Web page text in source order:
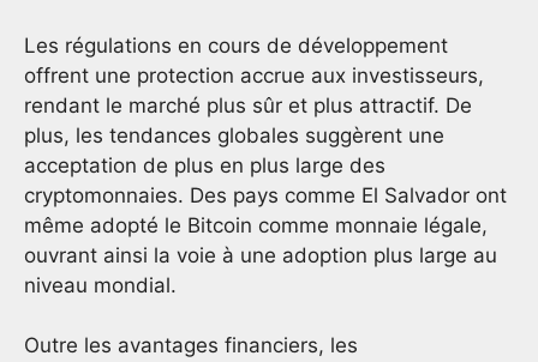
Les régulations en cours de développement
offrent une protection accrue aux investisseurs,
rendant le marché plus sûr et plus attractif. De
plus, les tendances globales suggèrent une
acceptation de plus en plus large des
cryptomonnaies. Des pays comme El Salvador ont
même adopté le Bitcoin comme monnaie légale,
ouvrant ainsi la voie à une adoption plus large au
niveau mondial.
Outre les avantages financiers, les